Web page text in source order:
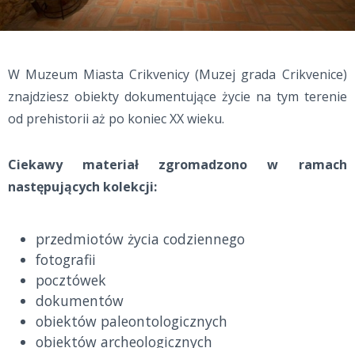
W Muzeum Miasta Crikvenicy (Muzej grada Crikvenice)
znajdziesz obiekty dokumentujące życie na tym terenie
od prehistorii aż po koniec XX wieku.
Ciekawy materiał zgromadzono w ramach
następujących kolekcji:
przedmiotów życia codziennego
fotografii
pocztówek
dokumentów
obiektów paleontologicznych
obiektów archeologicznych